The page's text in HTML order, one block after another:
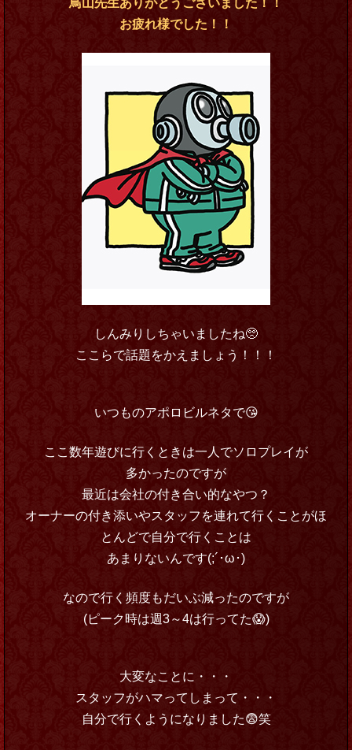
お疲れ様でした！！
しんみりしちゃいましたね🥺
ここらで話題をかえましょう！！！
いつものアポロビルネタで😘
ここ数年遊びに行くときは一人でソロプレイが
多かったのですが
最近は会社の付き合い的なやつ？
オーナーの付き添いやスタッフを連れて行くことがほ
とんどで自分で行くことは
あまりないんです(;´･ω･)
なので行く頻度もだいぶ減ったのですが
(ピーク時は週3～4は行ってた😱)
大変なことに・・・
スタッフがハマってしまって・・・
自分で行くようになりました😨笑